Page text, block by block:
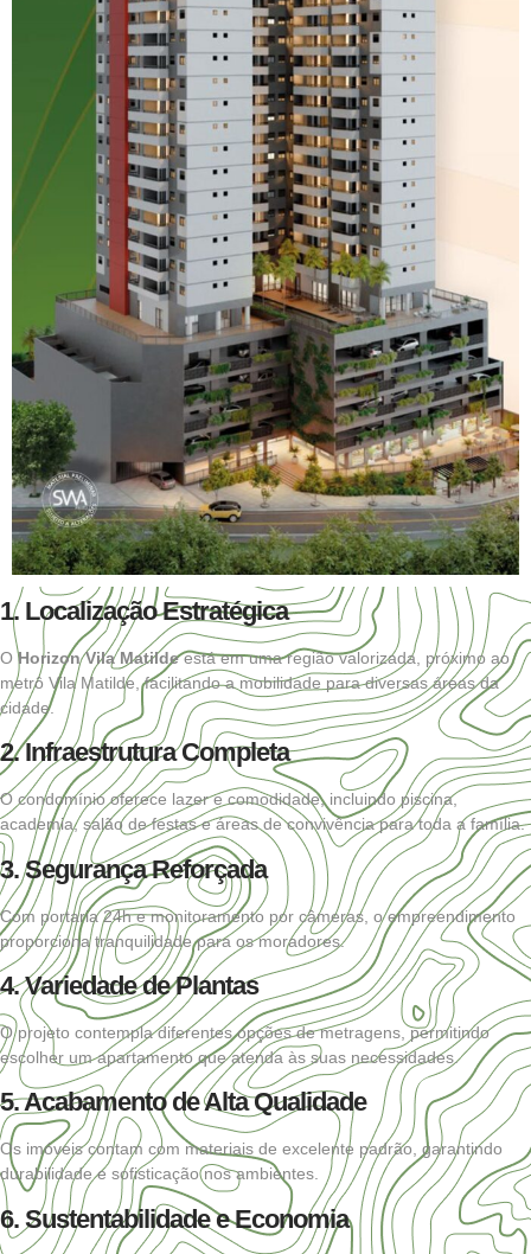
1. Localização Estratégica
OHorizon Vila Matildeestá em uma região valorizada, próximo ao
metrô Vila Matilde, facilitando a mobilidade para diversas áreas da
cidade.
2. Infraestrutura Completa
O condomínio oferece lazer e comodidade, incluindo piscina,
academia, salão de festas e áreas de convivência para toda a família.
3. Segurança Reforçada
Com portaria 24h e monitoramento por câmeras, o empreendimento
proporciona tranquilidade para os moradores.
4. Variedade de Plantas
O projeto contempla diferentes opções de metragens, permitindo
escolher um apartamento que atenda às suas necessidades.
5. Acabamento de Alta Qualidade
Os imóveis contam com materiais de excelente padrão, garantindo
durabilidade e sofisticação nos ambientes.
6. Sustentabilidade e Economia